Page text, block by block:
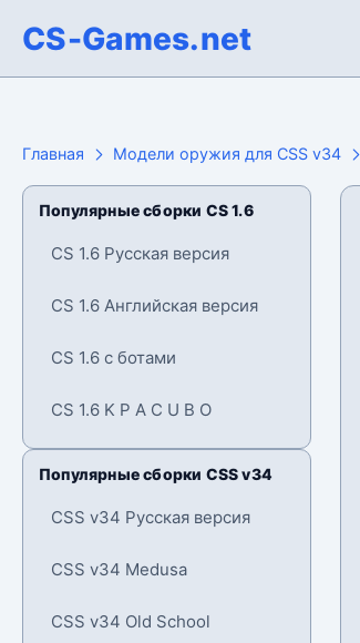
CS-Games.net
Главная Модели оружия для CSS v34
Популярные сборки CS 1.6
CS 1.6 Русская версия
CS 1.6 Английская версия
CS 1.6 с ботами
CS 1.6 K P A C U B O
Популярные сборки CSS v34
CSS v34 Русская версия
CSS v34 Medusa
CSS v34 Old School